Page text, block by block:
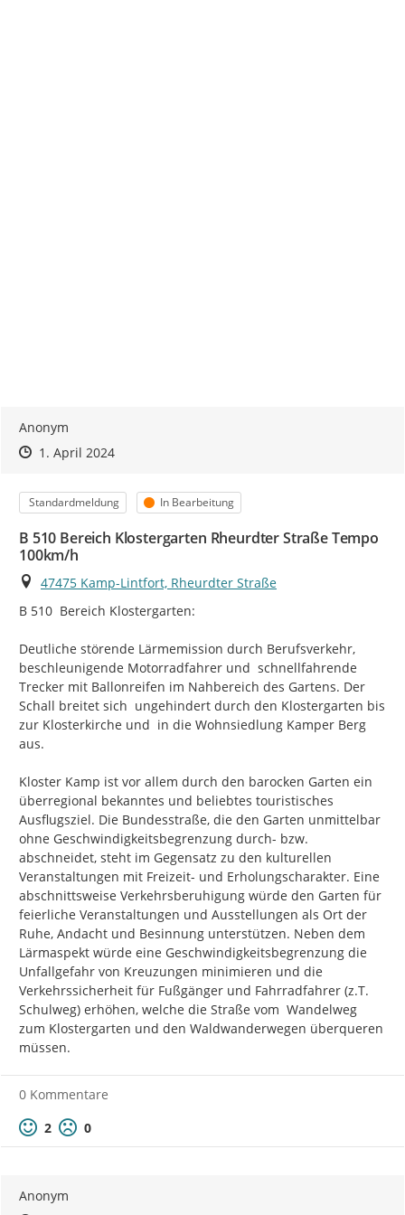
einer Lärmbelastung ein. Wir freuen uns über Ihren Beitrag!
Und so können sie uns Ihre Hinweise melden:
Klicken Sie auf den ButtonIhre Meldung
Text
[Wählen Sie die relevante Lärmkarte oben rechts im
Kartenausschnitt über das entsprechende Icon (24h-
nicht bundeseigene Haupteisenbahnstrecken)] Machen
Sie sich mit der Bedeutung der unterschiedlichen
Verschieben oder vergrößern Sie den Kartenausschnitt
bei Bedarf
Markieren Sie einen Ort mit der Maus in der Karte oder
suchen Sie eine bestimmte Adresse, auf den / die sich
Ihr Hinweis bezieht
Teilen Sie uns Ihre Meinung in den entsprechenden
Textfeldern bis zum 02.04.2024 mit. Die Angabe der E-
Mail-Adresse ist dabei freiwillig und dient lediglich dem
am Eingabefeld beschriebenen Zweck.
Wie geht es weiter?
Lärmaktionsplans berücksichtigt. Nach Auswertung der
Eingaben aus dieser Phase wird der Lärmaktionsplan
beschlossen und bekannt gegeben.
Umfangreiche Informationen zu den Themen
Anonym
Zeitpunkt des Erstellens
Zeitpunkt des Erstellens
1. April 2024Zur Äußerung
Kategorie
Standardmeldung Status
In Bearbeitung
B 510 Bereich Klostergarten Rheurdter Straße Tempo
100km/h
Ort
47475 Kamp-Lintfort, Rheurdter Straße
B 510  Bereich Klostergarten:
Deutliche störende Lärmemission durch Berufsverkehr,
beschleunigende Motorradfahrer und  schnellfahrende
Trecker mit Ballonreifen im Nahbereich des Gartens. Der
Schall breitet sich  ungehindert durch den Klostergarten bis
zur Klosterkirche und  in die Wohnsiedlung Kamper Berg
aus.
Kloster Kamp ist vor allem durch den barocken Garten ein
überregional bekanntes und beliebtes touristisches
Ausflugsziel. Die Bundesstraße, die den Garten unmittelbar
ohne Geschwindigkeitsbegrenzung durch- bzw.
abschneidet, steht im Gegensatz zu den kulturellen
Veranstaltungen mit Freizeit- und Erholungscharakter. Eine
abschnittsweise Verkehrsberuhigung würde den Garten für
feierliche Veranstaltungen und Ausstellungen als Ort der
Ruhe, Andacht und Besinnung unterstützen. Neben dem
Lärmaspekt würde eine Geschwindigkeitsbegrenzung die
Unfallgefahr von Kreuzungen minimieren und die
Verkehrssicherheit für Fußgänger und Fahrradfahrer (z.T.
Schulweg) erhöhen, welche die Straße vom  Wandelweg
zum Klostergarten und den Waldwanderwegen überqueren
müssen.
0 Kommentare
Positive Bewertung
2 Negative Bewertung
0
Anonym